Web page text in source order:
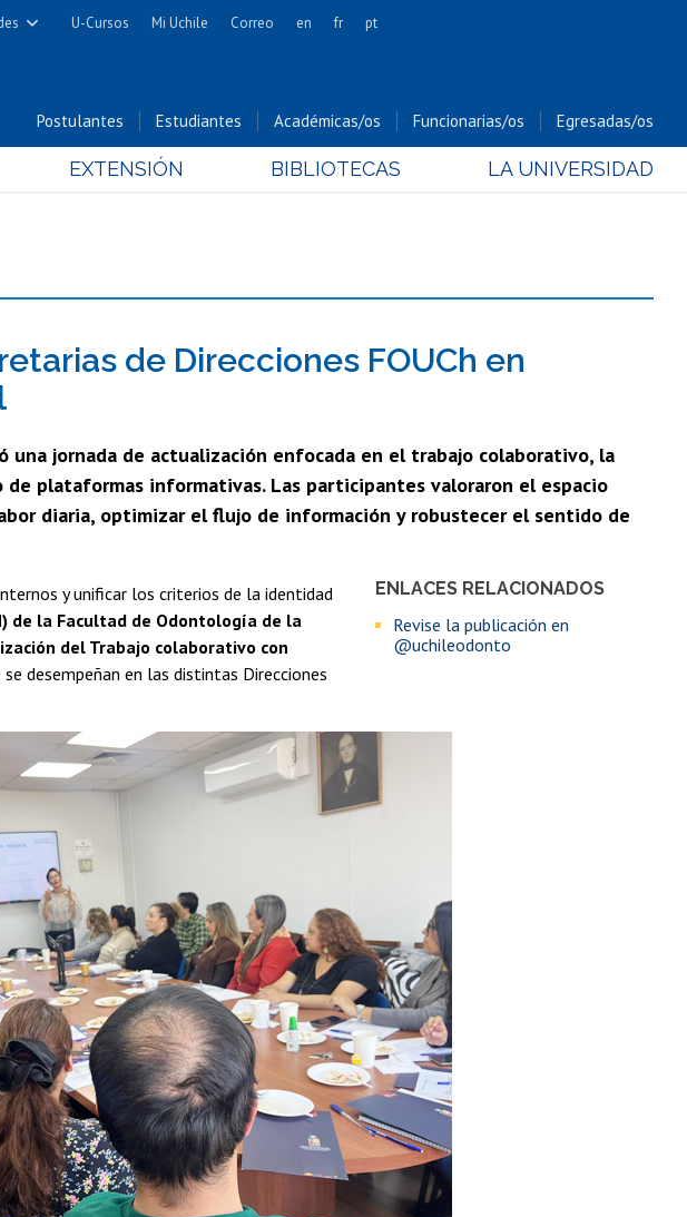
Físicas y Matemáticas
Cs. Forestales y Conservación
y Farmacéuticas
Cs. Sociales
Avanzados en Educación
Estudios Internacionales
y Tecnología de
U-Cursos Mi Uchile Correo en fr pt
Postulantes Estudiantes Académicas/os Funcionarias/os Egresadas/os
EXTENSIÓN BIBLIOTECAS LA UNIVERSIDAD
de Direcciones FOUCh en
una jornada de actualización enfocada en el trabajo colaborativo, la
plataformas informativas. Las participantes valoraron el espacio
diaria, optimizar el flujo de información y robustecer el sentido de
ENLACES RELACIONADOS
Revise la publicación en
@uchileodonto
y unificar los criterios de la identidad
de la Facultad de Odontología de la
del Trabajo colaborativo con
desempeñan en las distintas Direcciones